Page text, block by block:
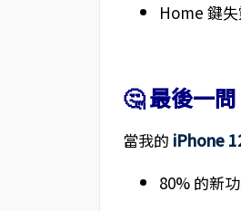
Home 鍵
🤔 最後一
當我的 iPhone
80% 的新